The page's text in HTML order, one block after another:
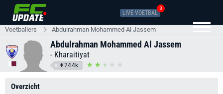
LIVE VOETBAL
3
Voetballers Abdulrahman Mohammed Al Jassem
Abdulrahman Mohammed Al Jassem
- Kharaitiyat
€244k
Overzicht